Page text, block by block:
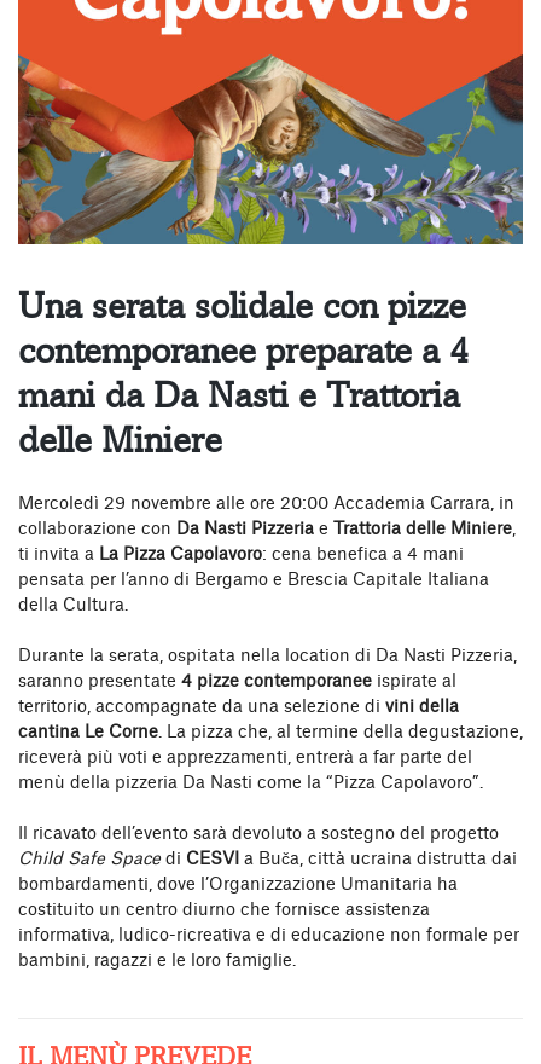
Una serata solidale con pizze
contemporanee preparate a 4
mani da Da Nasti e Trattoria
delle Miniere
Mercoledì 29 novembre alle ore 20:00 Accademia Carrara, in
collaborazione con Da Nasti Pizzeria e Trattoria delle Miniere
ti invita a La Pizza Capolavoro: cena benefica a 4 mani
pensata per l’anno di Bergamo e Brescia Capitale Italiana
della Cultura.
Durante la serata, ospitata nella location di Da Nasti Pizzeria,
saranno presentate 4 pizze contemporanee ispirate al
territorio, accompagnate da una selezione di vini della
cantina Le Corne . La pizza che, al termine della degustazione,
riceverà più voti e apprezzamenti, entrerà a far parte del
menù della pizzeria Da Nasti come la “Pizza Capolavoro”.
Il ricavato dell’evento sarà devoluto a sostegno del progetto
Child Safe Spacedi CESVI a Buča, città ucraina distrutta dai
bombardamenti, dove l’Organizzazione Umanitaria ha
costituito un centro diurno che fornisce assistenza
informativa, ludico-ricreativa e di educazione non formale per
bambini, ragazzi e le loro famiglie.
IL MENÙ PREVEDE